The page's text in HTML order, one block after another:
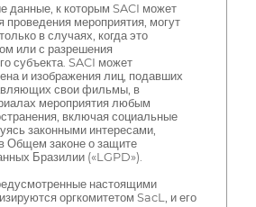
данные, к которым SACI может
проведения мероприятия, могут
в случаях, когда это
или с разрешения
субъекта. SACI может
и изображения лиц, подавших
свои фильмы, в
мероприятия любым
включая социальные
законными интересами,
Общем законе о защите
Бразилии («LGPD»).
настоящими
оргкомитетом SacL, и его